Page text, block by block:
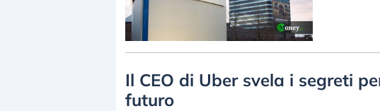
Il CEO di Uber svela i segreti
futuro